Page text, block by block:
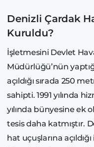
Denizli Çardak
Kuruldu?
İşletmesini Devlet
Müdürlüğü’nün
açıldığı sırada 250
sahipti. 1991 yılında
yılında bünyesine ek
tesis daha katmıştır.
hat uçuşlarına